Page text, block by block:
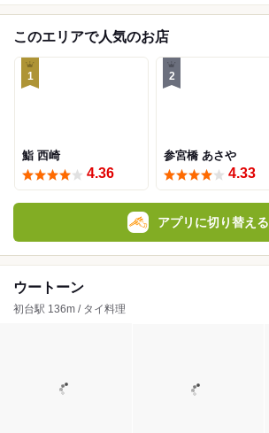
このエリアで人気のお店
1
鮨 西崎
4.36
2
参宮橋 あさや
4.33
アプリに切り替える
ウートーン
初台駅 136m / タイ料理